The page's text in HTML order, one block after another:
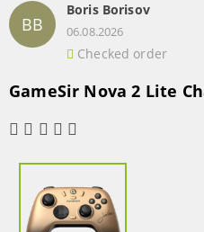
BB
Boris Borisov
06.08.2026
Checked order
GameSir Nova 2 Lite